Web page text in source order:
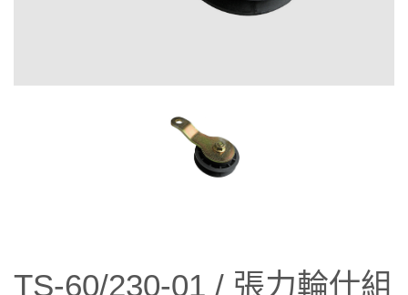
TS-60/230-01 / 張力輪仕組